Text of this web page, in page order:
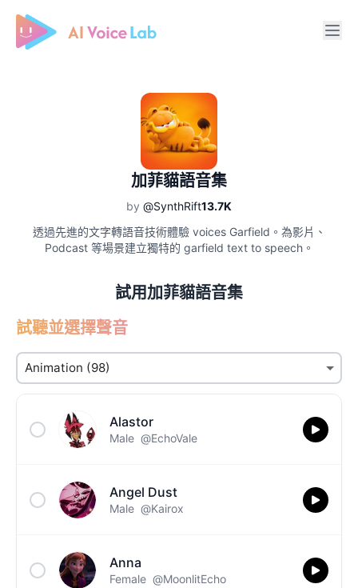
Free AI Cover & AI Voice Over
加菲貓語音集
by @SynthRift13.7K
透過先進的文字轉語音技術體驗 voices Garfield。為影片、
Podcast 等場景建立獨特的 garfield text to speech。
試用加菲貓語音集
試聽並選擇聲音
Alastor
Male @EchoVale
Angel Dust
Male @Kairox
Anna
Female @MoonlitEcho